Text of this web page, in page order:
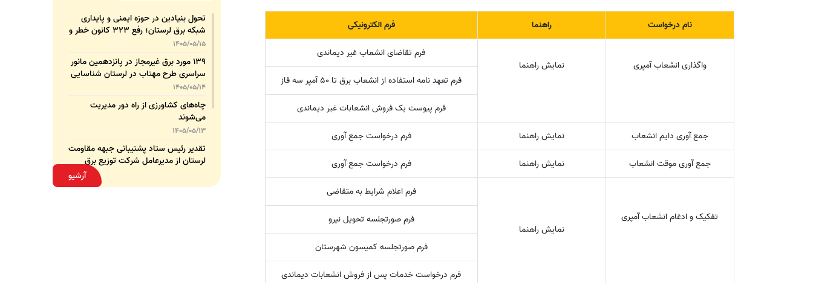
نام درخواست راهنما فرم الکترونیکی
واگذاری انشعاب آمپری نمایش راهنما
فرم تقاضای انشعاب غیر دیماندی
فرم تعهد نامه استفاده از انشعاب برق تا 50 آمپر سه فاز
فرم پیوست یک فروش انشعابات غیر دیماندی
جمع آوری دایم انشعاب
نمایش راهنما
فرم درخواست جمع آوری
جمع آوری موقت انشعاب
نمایش راهنما فرم درخواست جمع آوری
تفکیک و ادغام انشعاب آمپری
نمایش راهنما
فرم اعلام شرایط به متقاضی
فرم صورتجلسه تحویل نیرو
فرم صورتجلسه کمیسون شهرستان
فرم درخواست خدمات پس از فروش انشعابات دیماندی
تحول بنیادین در حوزه ایمنی و پایداری
شبکه برق لرستان؛ رفع ۳۲۳ کانون خطر و
رشد ۳۲۵ درصدی تجهیزات پشتیبان
1405/05/15
۱۳۹ مورد برق غیرمجاز در پانزدهمین مانور
سراسری طرح مهتاب در لرستان شناسایی
و جمع‌آوری شد
1405/05/14
چاه‌های کشاورزی از راه دور مدیریت
می‌شوند
1405/05/13
تقدیر رئیس ستاد پشتیبانی جبهه مقاومت
لرستان از مدیرعامل شرکت توزیع برق
آرشیو